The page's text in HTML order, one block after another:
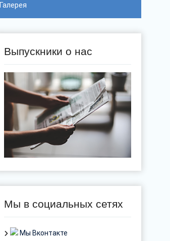
Галерея
Выпускники о нас
Мы в социальных сетях
Мы Вконтакте